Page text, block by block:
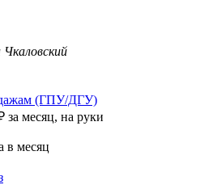
(ГПУ/ДГУ)
за месяц, на руки
в месяц